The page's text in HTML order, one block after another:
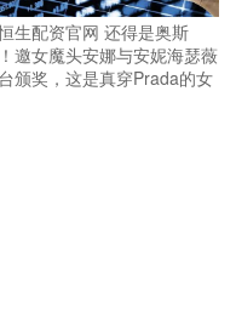
生配资官网 还得是奥斯
邀女魔头安娜与安妮海瑟薇
颁奖，这是真穿Prada的女